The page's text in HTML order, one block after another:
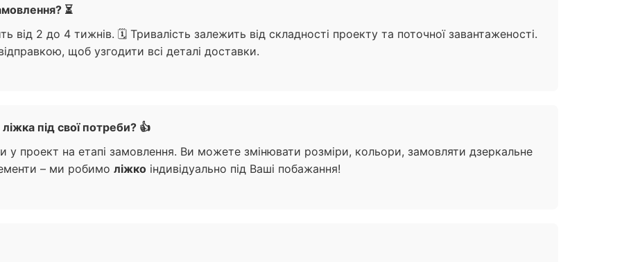
⏳
від 2 до 4 тижнів. 🗓️ Тривалість залежить від складності проекту та поточної завантаженості.
щоб узгодити всі деталі доставки.
під свої потреби? 👍
у проект на етапі замовлення. Ви можете змінювати розміри, кольори, замовляти дзеркальне
– ми робимо ліжко індивідуально під Ваші побажання!